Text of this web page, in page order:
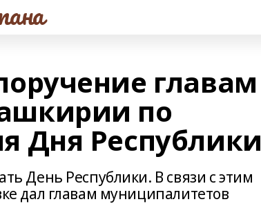
главам
по
Дня Республики
День Республики. В связи с этим
дал главам муниципалитетов